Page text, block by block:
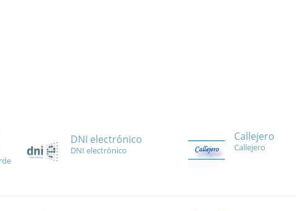
DNI electrónico
DNI electrónico
Callejero
Callejero